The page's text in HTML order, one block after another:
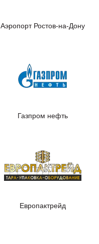
Аэропорт Ростов-на-Дону
Газпром нефть
Европактрейд